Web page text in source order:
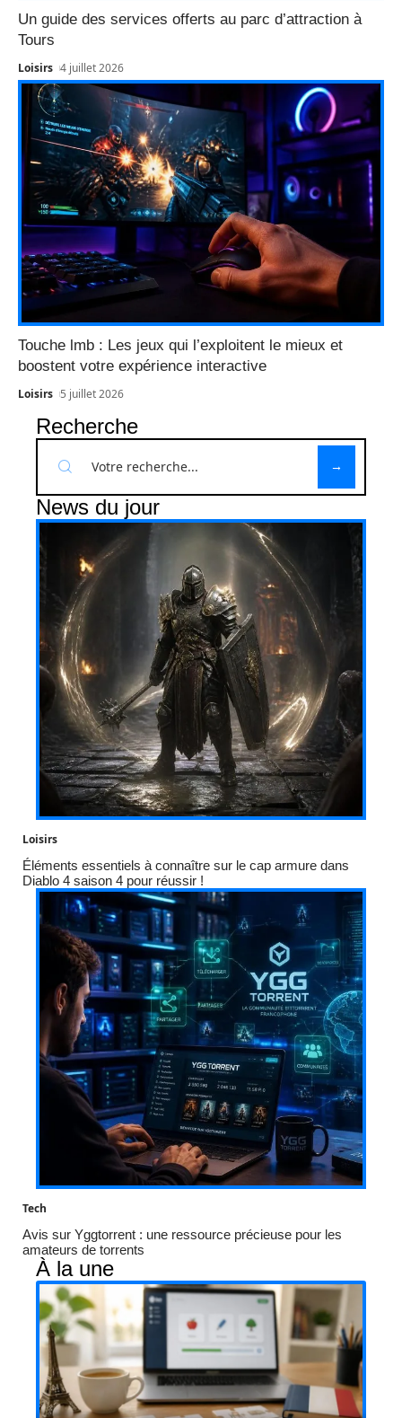
Un guide des services offerts au parc d’attraction à
Tours
Loisirs 4 juillet 2026
Touche lmb : Les jeux qui l’exploitent le mieux et
boostent votre expérience interactive
Loisirs 5 juillet 2026
Recherche
News du jour
Loisirs
Éléments essentiels à connaître sur le cap armure dans
Diablo 4 saison 4 pour réussir !
Tech
Avis sur Yggtorrent : une ressource précieuse pour les
amateurs de torrents
À la une